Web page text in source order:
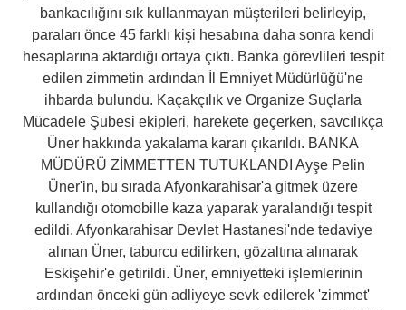
bankacılığını sık kullanmayan müşterileri belirleyip,
paraları önce 45 farklı kişi hesabına daha sonra kendi
hesaplarına aktardığı ortaya çıktı. Banka görevlileri tespit
edilen zimmetin ardından İl Emniyet Müdürlüğü'ne
ihbarda bulundu. Kaçakçılık ve Organize Suçlarla
Mücadele Şubesi ekipleri, harekete geçerken, savcılıkça
Üner hakkında yakalama kararı çıkarıldı. BANKA
MÜDÜRÜ ZİMMETTEN TUTUKLANDI Ayşe Pelin
Üner'in, bu sırada Afyonkarahisar'a gitmek üzere
kullandığı otomobille kaza yaparak yaralandığı tespit
edildi. Afyonkarahisar Devlet Hastanesi'nde tedaviye
alınan Üner, taburcu edilirken, gözaltına alınarak
Eskişehir'e getirildi. Üner, emniyetteki işlemlerinin
ardından önceki gün adliyeye sevk edilerek 'zimmet'